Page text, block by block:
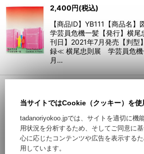
2,400円(税込)
【商品ID】YB111【商品名
学芸員危機一髪【発行】横尾
刊日】2021年7月発売【判
録≪ 横尾忠則展 学芸員危
月…
【商品ID】YB104【商品名
救急病院展【発行】横尾忠則
日】2020年3月発売【判型
ードカバー 図録≪ 兵庫県立
2020…
当サイトではCookie（クッキー）を使
tadanoriyokoo.jpでは、サイトを適切に機
用状況を分析するため、そしてご同意に
心に応じたコンテンツや広告を表示する
用しています。